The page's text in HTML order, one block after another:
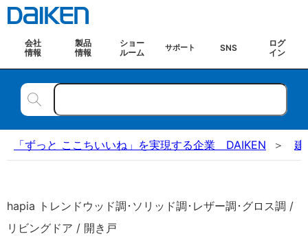
会社
情報
製品
情報
ショー
ルーム
サポート SNS
ログ
イン
「ずっと ここちいいね」を実現する企業 DAIKEN 建
hapia トレンドウッド調･ソリッド調･レザー調･グロス調 /
リビングドア / 開き戸